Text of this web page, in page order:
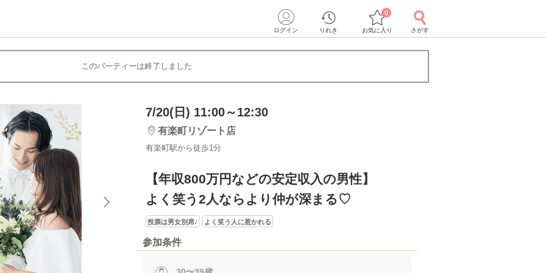
ログイン りれき お気に入り
0
さがす
このパーティーは終了しました
7/20(日) 11:00～12:30
有楽町リゾート店
有楽町駅から徒歩1分
【年収800万円などの安定収入の男性】
よく笑う2人ならより仲が深まる♡
投票は男女別席♪ よく笑う人に惹かれる
参加条件